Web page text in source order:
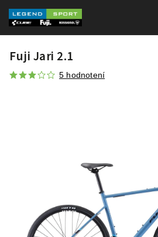
Fuji Jari 2.1
5 hodnotení